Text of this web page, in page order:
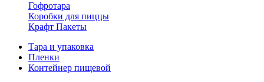
Гофротара
Коробки для пиццы
Крафт Пакеты
Тара и упаковка
Пленки
Контейнер пищевой